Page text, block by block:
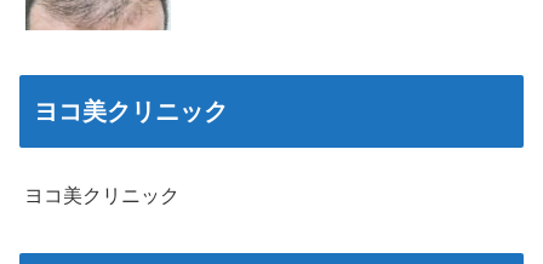
ヨコ美クリニック
ヨコ美クリニック